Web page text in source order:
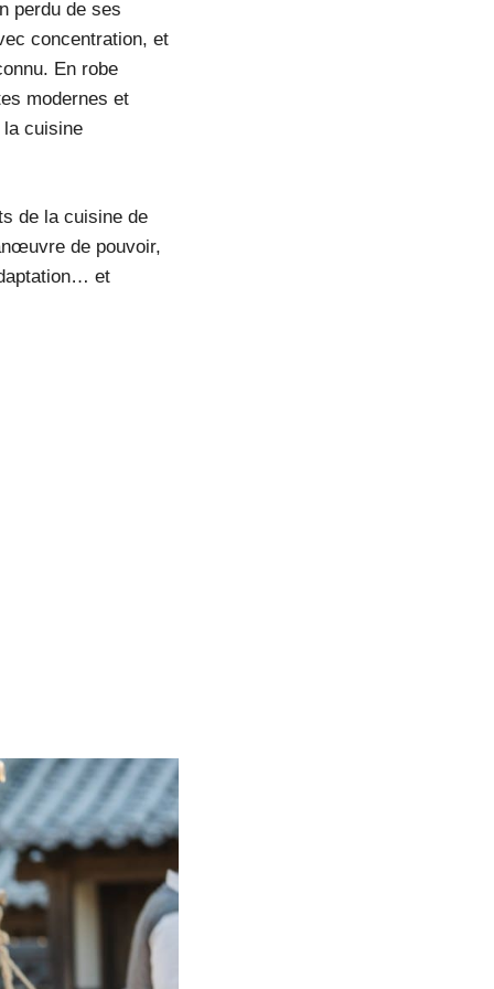
perdu de ses
concentration, et
En robe
modernes et
la cuisine
de la cuisine de
de pouvoir,
et